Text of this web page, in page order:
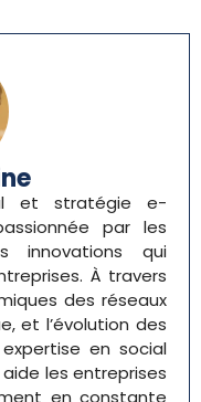
et stratégie e-
par les
innovations qui
À travers
des réseaux
et l’évolution des
en social
les entreprises
en constante